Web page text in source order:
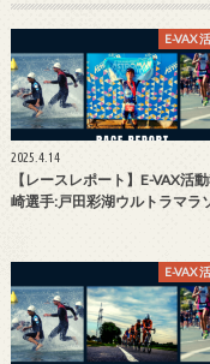
E-VAX
2025.4.14
【レースレポート】E-VAX活
崎選手:戸田彩湖ウルトラマラ
E-VAX